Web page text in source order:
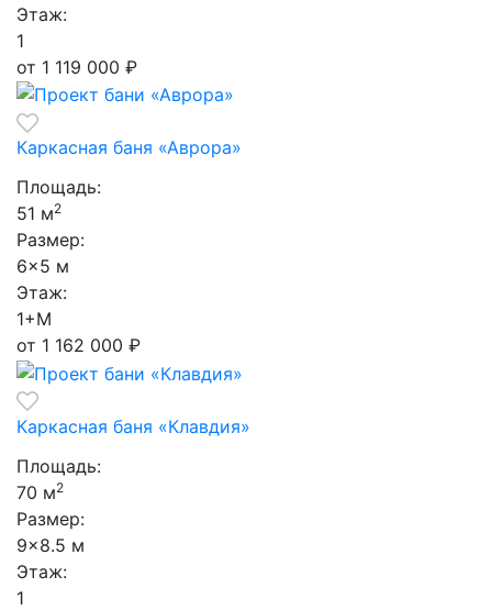
Этаж:
1
от 1 119 000 ₽
Каркасная баня «Аврора»
Площадь:
51 м2
Размер:
6×5 м
Этаж:
1+М
от 1 162 000 ₽
Каркасная баня «Клавдия»
Площадь:
70 м2
Размер:
9×8.5 м
Этаж:
1